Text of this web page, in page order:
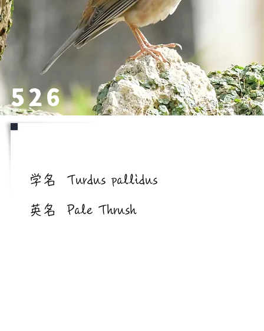
526
学名 Turdus pallidus
英名 Pale Thrush